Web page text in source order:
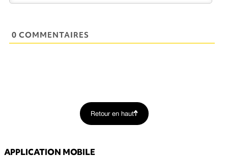
0 COMMENTAIRES
Retour en haut
APPLICATION MOBILE